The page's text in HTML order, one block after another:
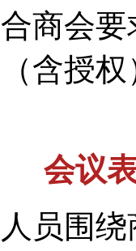
商会
含授
会议
员围